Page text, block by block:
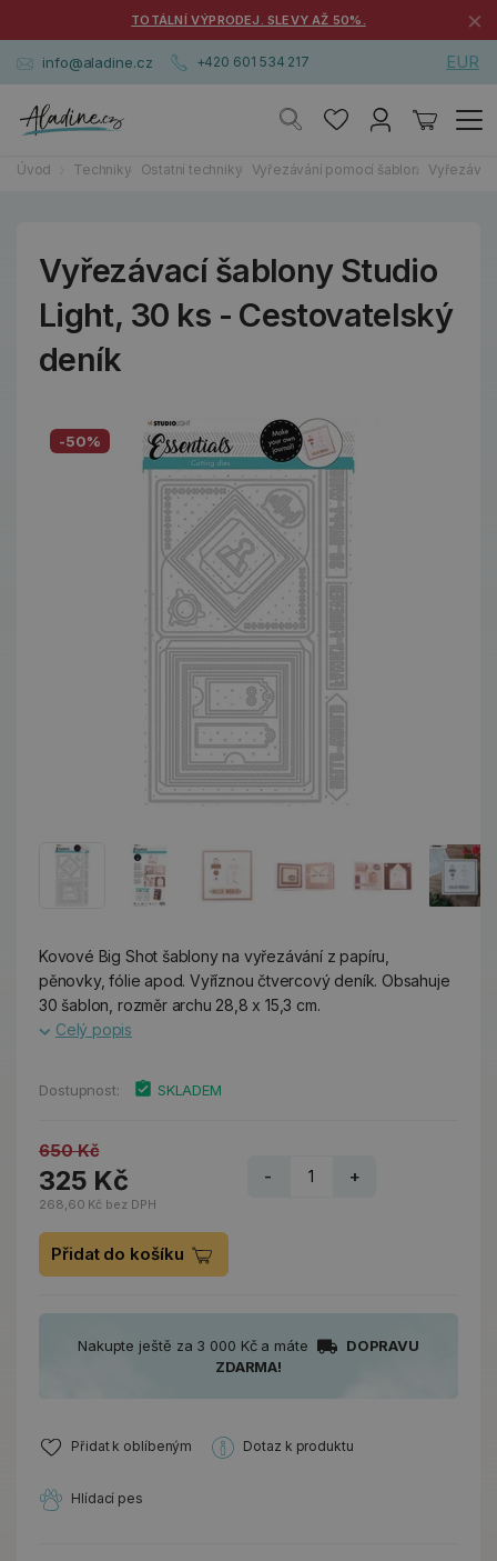
TOTÁLNÍ VÝPRODEJ. SLEVY AŽ 50%. ×
info@aladine.cz +420 601 534 217 EUR
Úvod Techniky Ostatní techniky Vyřezávání pomocí šablon
Vyřezávací šablony Studio
Light, 30 ks - Cestovatelský
deník
-50%
Kovové Big Shot šablony na vyřezávání z papíru,
pěnovky, fólie apod. Vyříznou čtvercový deník. Obsahuje
30 šablon, rozměr archu 28,8 x 15,3 cm.
Celý popis
Dostupnost: SKLADEM
650 Kč
325 Kč
268,60 Kč bez DPH
- +
Přidat do košíku
Nakupte ještě za 3 000 Kč a máte
DOPRAVU
ZDARMA!
Přidat k oblíbeným Dotaz k produktu
Hlídací pes